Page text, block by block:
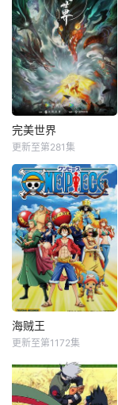
完美世界
更新至第281集
海贼王
更新至第1172集